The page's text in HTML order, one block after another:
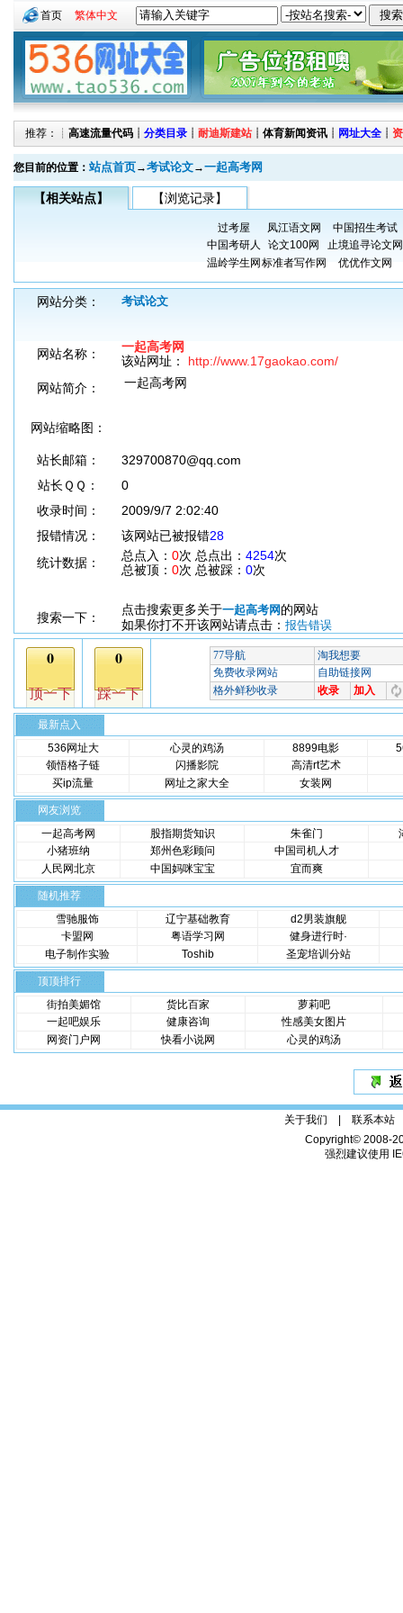
首页 繁体中文
推荐：┊ 高速流量代码 ┊ 分类目录 ┊ 耐迪斯建站 ┊ 体育新闻资讯 ┊ 网址大全 ┊
您目前的位置： 站点首页→考试论文→一起高考网
【相关站点】 【浏览记录】
过考屋 凤江语文网
中国招生考试
中国考研人
论文100网
止境追寻论文网
温岭学生网 标准者写作网 优优作文网
网站分类： 考试论文
网站名称：
一起高考网
该站网址： http://www.17gaokao.com/
网站简介：
一起高考网
网站缩略图：
站长邮箱：
329700870@qq.com
站长ＱＱ：
0
收录时间：
2009/9/7 2:02:40
报错情况：
该网站已被报错28
统计数据：
总点入： 0次 总点出： 4254次
总被顶： 0次 总被踩： 0次
搜索一下：
点击搜索更多关于一起高考网 的网站
如果你打不开该网站请点击： 报告错误
最新点入
536网址大
心灵的鸡汤 8899电影
领悟格子链
闪播影院
高清rt艺术
买ip流量
网址之家大全 女装网
网友浏览
一起高考网
股指期货知识 朱雀门
小猪班纳
郑州色彩顾问
中国司机人才
人民网北京
中国妈咪宝宝 宜而爽
随机推荐
雪驰服饰
辽宁基础教育
d2男装旗舰
卡盟网
粤语学习网
健身进行时·
电子制作实验
Toshib 圣宠培训分站
顶顶排行
街拍美媚馆
货比百家
萝莉吧
一起吧娱乐
健康咨询
性感美女图片
网资门户网
快看小说网 心灵的鸡汤
关于我们 | 联系本站
Copyright© 2008-
强烈建议使用